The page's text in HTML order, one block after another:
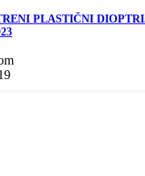
PLASTIČNI